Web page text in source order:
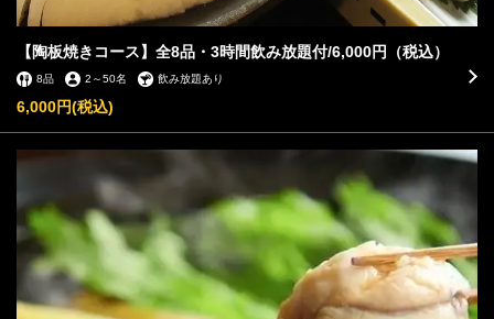
【陶板焼きコース】全8品・3時間飲み放題付/6,000円（税込）
8品 2 ～50名 飲み放題あり
6,000円(税込)